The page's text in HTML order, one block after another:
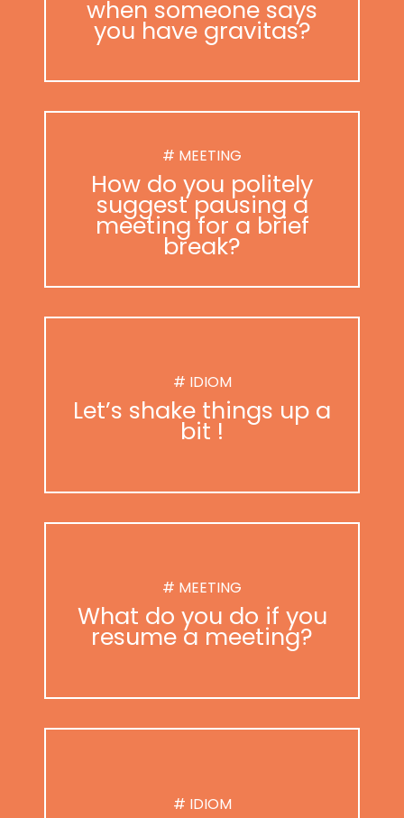
when someone says
you have gravitas?
# MEETING
How do you politely
suggest pausing a
meeting for a brief
break?
# IDIOM
Let’s shake things up a
bit !
# MEETING
What do you do if you
resume a meeting?
# IDIOM